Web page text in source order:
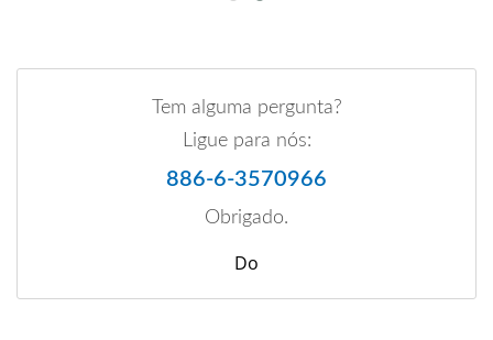
Tem alguma pergunta?
Ligue para nós:
886-6-3570966
Obrigado.
Do